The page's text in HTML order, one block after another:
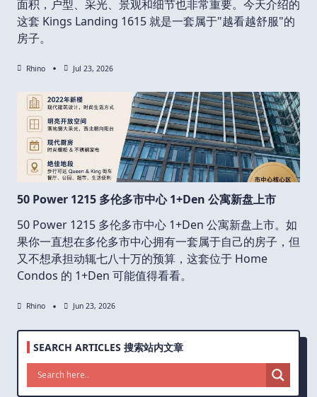
面积，户型、采光、景观和细节也非常重要。今天介绍的
这套 Kings Landing 1615 就是一套属于"越看越舒服"的
房子。
Rhino Jul 23, 2026
50 Power 1215 多伦多市中心 1+Den 公寓新盘上市
50 Power 1215 多伦多市中心 1+Den 公寓新盘上市。如
果你一直想在多伦多市中心拥有一套属于自己的房子，但
又不想承担动辄七八十万的预算，这套位于 Home
Condos 的 1+Den 可能值得看看。
Rhino Jun 23, 2026
SEARCH ARTICLES 搜索站内文章